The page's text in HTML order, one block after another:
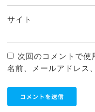
サイト
次回のコメントで
名前、メールアドレス